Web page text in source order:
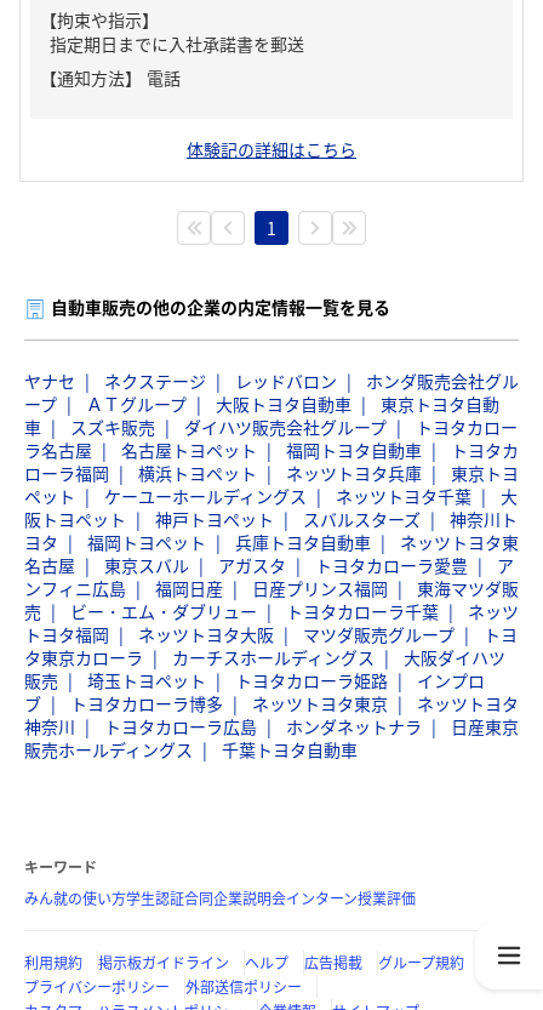
【拘束や指示】
指定期日までに入社承諾書を郵送
【通知方法】
電話
体験記の詳細はこちら
1
自動車販売の他の企業の内定情報一覧を見る
ヤナセ ネクステージ レッドバロン
ホンダ販売会社グル
ープ
ＡＴグループ 大阪トヨタ自動車
東京トヨタ自動
車
スズキ販売 ダイハツ販売会社グループ
トヨタカロー
ラ名古屋
名古屋トヨペット 福岡トヨタ自動車
トヨタカ
ローラ福岡
横浜トヨペット ネッツトヨタ兵庫
東京トヨ
ペット
ケーユーホールディングス ネッツトヨタ千葉
大
阪トヨペット
神戸トヨペット スバルスターズ
神奈川ト
ヨタ
福岡トヨペット 兵庫トヨタ自動車
ネッツトヨタ東
名古屋
東京スバル アガスタ トヨタカローラ愛豊
ア
ンフィニ広島
福岡日産 日産プリンス福岡
東海マツダ販
売
ビー・エム・ダブリュー トヨタカローラ千葉
ネッツ
トヨタ福岡
ネッツトヨタ大阪 マツダ販売グループ
トヨ
タ東京カローラ
カーチスホールディングス
大阪ダイハツ
販売
埼玉トヨペット トヨタカローラ姫路
インプロ
ブ
トヨタカローラ博多 ネッツトヨタ東京
ネッツトヨタ
神奈川
トヨタカローラ広島 ホンダネットナラ
日産東京
販売ホールディングス
千葉トヨタ自動車
キーワード
みん就の使い方学生認証合同企業説明会インターン授業評価
利用規約 掲示板ガイドライン ヘルプ 広告掲載
グループ規約
プライバシーポリシー
外部送信ポリシー